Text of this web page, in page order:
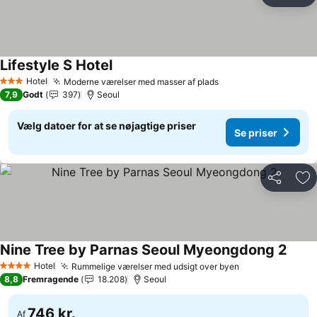
3 StjernerHotel Moderne værelser med masser af pladsSe priser
Lifestyle S HotelSe priser
7,9 Godt 397 Seoul
Vælg datoer for at se nøjagtige priser
Se priser
Del
4 StjernerHotel Rummelige værelser med udsigt over byen
Nine Tree by Parnas Seoul Myeongdong 2
8,8 Fremragende 18.208 Seoul
Af 746 kr.